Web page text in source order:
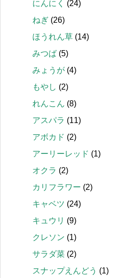
にんにく
(24)
ねぎ (26)
ほうれん草 (14)
みつば (5)
みょうが (4)
もやし (2)
れんこん (8)
アスパラ (11)
アボカド (2)
アーリーレッド (1)
オクラ (2)
カリフラワー (2)
キャベツ (24)
キュウリ (9)
クレソン (1)
サラダ菜 (2)
スナップえんどう (1)